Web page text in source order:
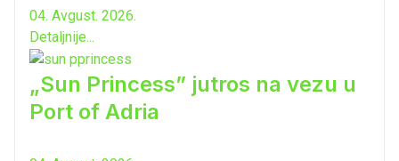
04. Avgust. 2026.
Detaljnije...
„Sun Princess” jutros na vezu u
Port of Adria